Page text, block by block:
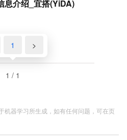
息介绍_宜搭(YiDA)
1 >
1 / 1
机器学习所生成，如有任何问题，可在页